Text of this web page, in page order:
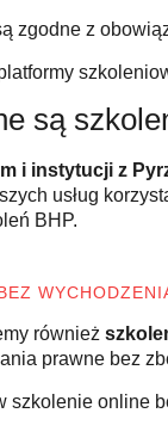
zgodne z
są
i instytucji z
usług
BHP.
również
prawne bez
szkolenie online